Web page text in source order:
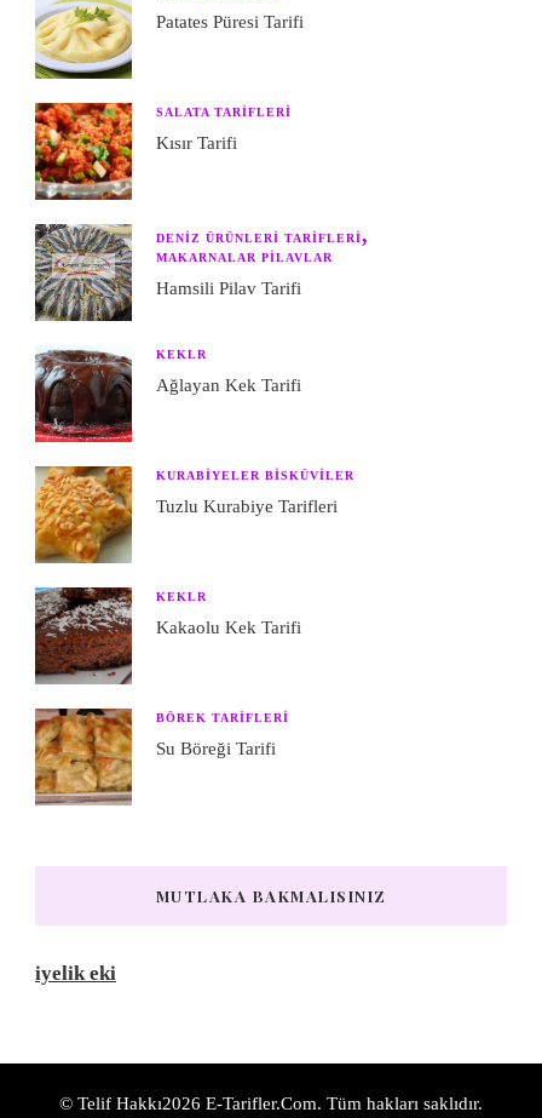
Patates Püresi Tarifi
SALATA TARIFLERI
Kısır Tarifi
DENIZ ÜRÜNLERI TARIFLERI
MAKARNALAR PILAVLAR
Hamsili Pilav Tarifi
KEKLR
Ağlayan Kek Tarifi
KURABIYELER BISKÜVILER
Tuzlu Kurabiye Tarifleri
KEKLR
Kakaolu Kek Tarifi
BÖREK TARIFLERI
Su Böreği Tarifi
MUTLAKA BAKMALISINIZ
iyelik eki
© Telif Hakkı2026 E-Tarifler.Com. Tüm hakları saklıdır.